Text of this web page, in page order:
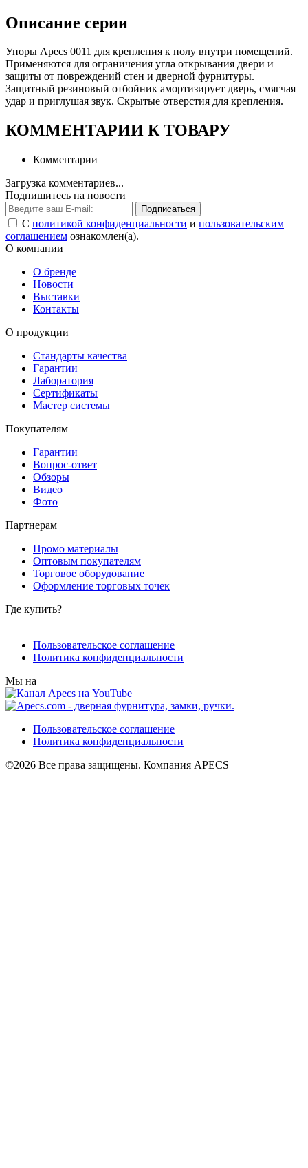
Описание серии
Упоры Apecs 0011 для крепления к полу внутри помещений.
Применяются для ограничения угла открывания двери и
защиты от повреждений стен и дверной фурнитуры.
Защитный резиновый отбойник амортизирует дверь, смягчая
удар и приглушая звук. Скрытые отверстия для крепления.
КОММЕНТАРИИ К ТОВАРУ
Комментарии
Загрузка комментариев...
Подпишитесь на новости
Подписаться
С политикой конфиденциальности и пользовательским
соглашением ознакомлен(а).
О компании
О бренде
Новости
Выставки
Контакты
О продукции
Стандарты качества
Гарантии
Лаборатория
Сертификаты
Мастер системы
Покупателям
Гарантии
Вопрос-ответ
Обзоры
Видео
Фото
Партнерам
Промо материалы
Оптовым покупателям
Торговое оборудование
Оформление торговых точек
Где купить?
Пользовательское соглашение
Политика конфиденциальности
Мы на
Пользовательское соглашение
Политика конфиденциальности
©2026 Все права защищены. Компания APECS